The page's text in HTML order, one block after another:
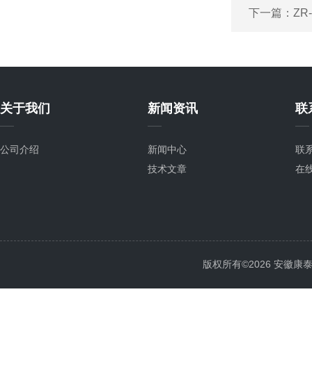
下一篇：
关于我们
公司介绍
新闻资讯
新闻中心
技术文章
联
联
在
版权所有©2026 安徽康